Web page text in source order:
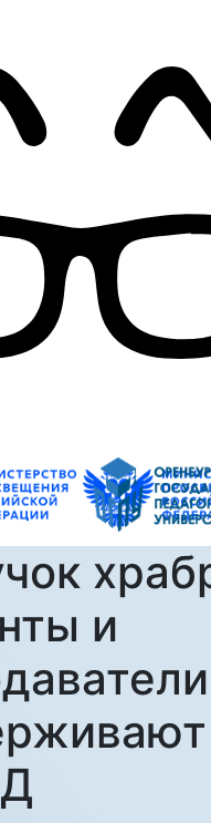
и